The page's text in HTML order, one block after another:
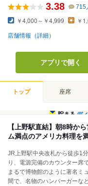
3.38 715
￥4,000～￥4,999 ￥
店舗情報（詳細）
アプリで開く
トップ 座席
貯まるデ
【上野駅直結】朝8時か
ム満点のアメリカ料理を
JR上野駅中央改札から徒歩1
り、電源完備のカウンター席
まるで博物館のように著名ミ
間で、名物のハンバーガーな